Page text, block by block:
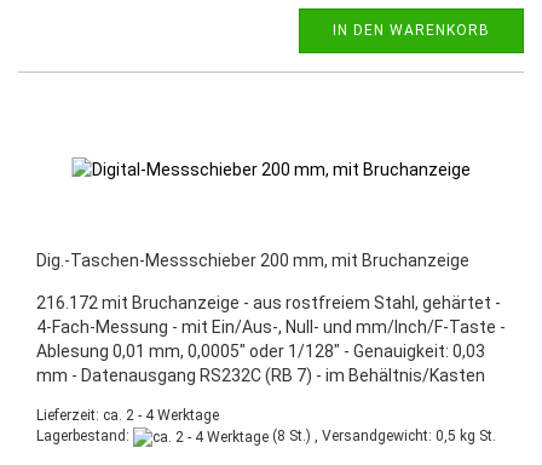
IN DEN WARENKORB
Dig.-Taschen-Messschieber 200 mm, mit Bruchanzeige
216.172 mit Bruchanzeige - aus rostfreiem Stahl, gehärtet -
4-Fach-Messung - mit Ein/Aus-, Null- und mm/Inch/F-Taste -
Ablesung 0,01 mm, 0,0005" oder 1/128" - Genauigkeit: 0,03
mm - Datenausgang RS232C (RB 7) - im Behältnis/Kasten
Lieferzeit: ca. 2 - 4 Werktage
Lagerbestand:
(8 St.) , Versandgewicht: 0,5 kg St.